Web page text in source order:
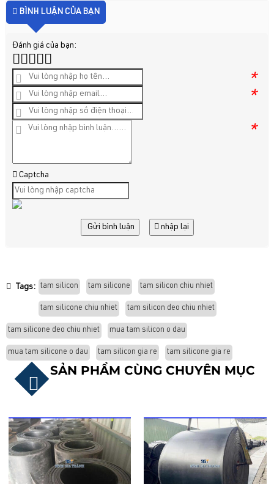
BÌNH LUẬN CỦA BẠN
Đánh giá của bạn:
*
*
*
Captcha
Gửi bình luận nhập lại
Tags: tam silicon tam silicone tam silicon chiu nhiet
tam silicone chiu nhiet tam silicon deo chiu nhiet
tam silicone deo chiu nhiet mua tam silicon o dau
mua tam silicone o dau tam silicon gia re tam silicone gia re
SẢN PHẨM CÙNG CHUYÊN MỤC